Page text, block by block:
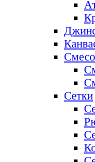
Сетки